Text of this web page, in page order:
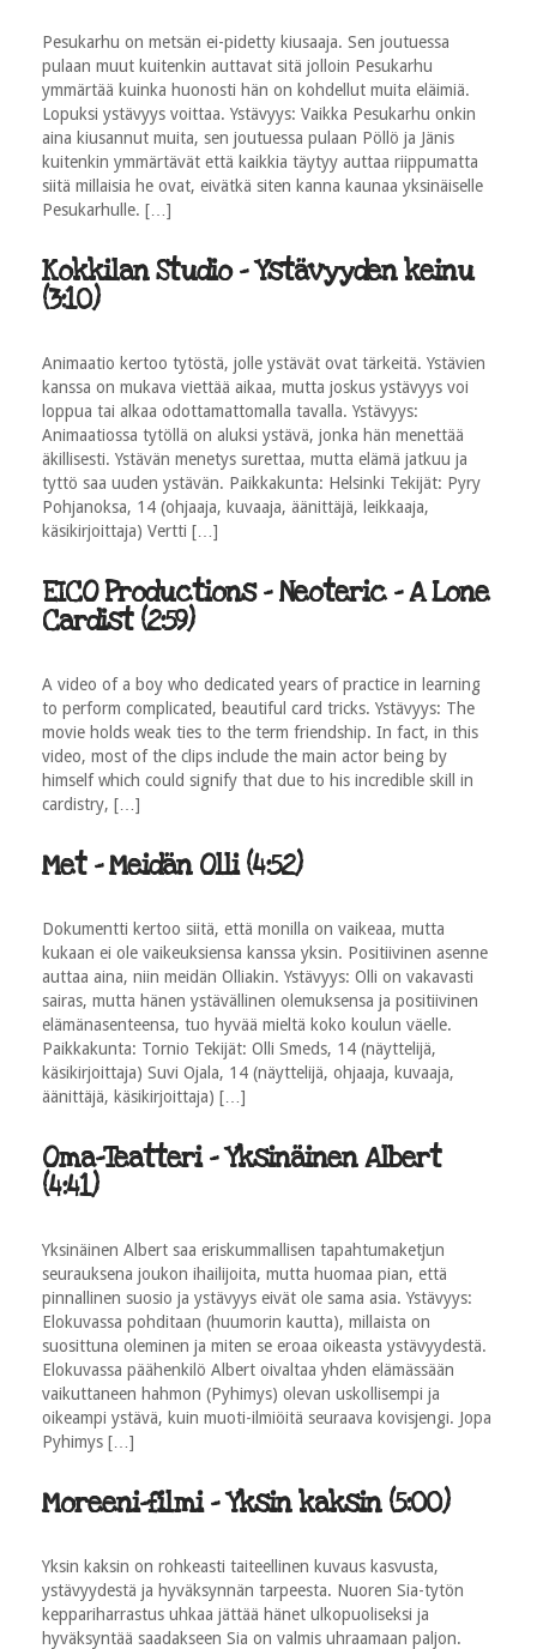
Pesukarhu on metsän ei-pidetty kiusaaja. Sen joutuessa
pulaan muut kuitenkin auttavat sitä jolloin Pesukarhu
ymmärtää kuinka huonosti hän on kohdellut muita eläimiä.
Lopuksi ystävyys voittaa. Ystävyys: Vaikka Pesukarhu onkin
aina kiusannut muita, sen joutuessa pulaan Pöllö ja Jänis
kuitenkin ymmärtävät että kaikkia täytyy auttaa riippumatta
siitä millaisia he ovat, eivätkä siten kanna kaunaa yksinäiselle
Pesukarhulle. […]
Kokkilan Studio - Ystävyyden keinu
(3:10)
Animaatio kertoo tytöstä, jolle ystävät ovat tärkeitä. Ystävien
kanssa on mukava viettää aikaa, mutta joskus ystävyys voi
loppua tai alkaa odottamattomalla tavalla. Ystävyys:
Animaatiossa tytöllä on aluksi ystävä, jonka hän menettää
äkillisesti. Ystävän menetys surettaa, mutta elämä jatkuu ja
tyttö saa uuden ystävän. Paikkakunta: Helsinki Tekijät: Pyry
Pohjanoksa, 14 (ohjaaja, kuvaaja, äänittäjä, leikkaaja,
käsikirjoittaja) Vertti […]
EICO Productions - Neoteric - A Lone
Cardist (2:59)
A video of a boy who dedicated years of practice in learning
to perform complicated, beautiful card tricks. Ystävyys: The
movie holds weak ties to the term friendship. In fact, in this
video, most of the clips include the main actor being by
himself which could signify that due to his incredible skill in
cardistry, […]
Met - Meidän Olli (4:52)
Dokumentti kertoo siitä, että monilla on vaikeaa, mutta
kukaan ei ole vaikeuksiensa kanssa yksin. Positiivinen asenne
auttaa aina, niin meidän Olliakin. Ystävyys: Olli on vakavasti
sairas, mutta hänen ystävällinen olemuksensa ja positiivinen
elämänasenteensa, tuo hyvää mieltä koko koulun väelle.
Paikkakunta: Tornio Tekijät: Olli Smeds, 14 (näyttelijä,
käsikirjoittaja) Suvi Ojala, 14 (näyttelijä, ohjaaja, kuvaaja,
äänittäjä, käsikirjoittaja) […]
Oma-Teatteri - Yksinäinen Albert
(4:41)
Yksinäinen Albert saa eriskummallisen tapahtumaketjun
seurauksena joukon ihailijoita, mutta huomaa pian, että
pinnallinen suosio ja ystävyys eivät ole sama asia. Ystävyys:
Elokuvassa pohditaan (huumorin kautta), millaista on
suosittuna oleminen ja miten se eroaa oikeasta ystävyydestä.
Elokuvassa päähenkilö Albert oivaltaa yhden elämässään
vaikuttaneen hahmon (Pyhimys) olevan uskollisempi ja
oikeampi ystävä, kuin muoti-ilmiöitä seuraava kovisjengi. Jopa
Pyhimys […]
Moreeni-filmi - Yksin kaksin (5:00)
Yksin kaksin on rohkeasti taiteellinen kuvaus kasvusta,
ystävyydestä ja hyväksynnän tarpeesta. Nuoren Sia-tytön
keppariharrastus uhkaa jättää hänet ulkopuoliseksi ja
hyväksyntää saadakseen Sia on valmis uhraamaan paljon.